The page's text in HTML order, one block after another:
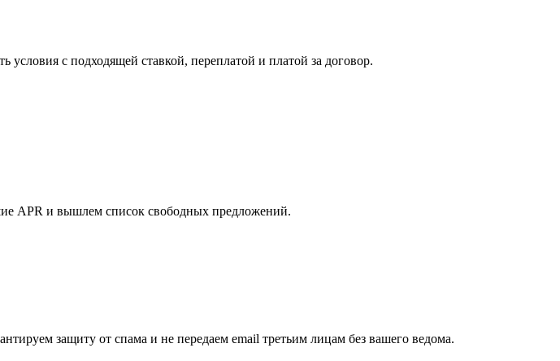
с подходящей ставкой, переплатой и платой за договор.
APR и вышлем список свободных предложений.
защиту от спама и не передаем email третьим лицам без вашего ведома.